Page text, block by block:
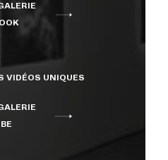
VIDÉOS UNIQUES